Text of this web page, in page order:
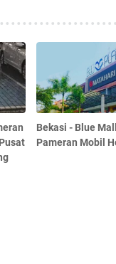
Bekasi - Blue
Pameran Mobil